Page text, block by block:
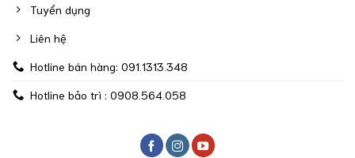
Tuyển dụng
Liên hệ
Hotline bán hàng: 091.1313.348
Hotline bảo trì : 0908.564.058